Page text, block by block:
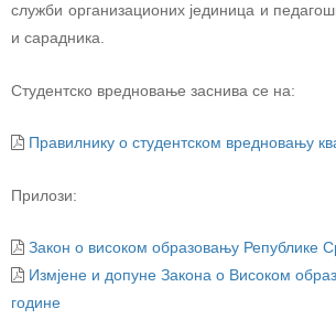
служби организационих јединица и
и сарадника.
Студентско вредновање заснива се на:
Правилнику о студентском вредновању
Прилози:
Закон о високом образовању Републике
Измјене и допуне Закона о Високом
године